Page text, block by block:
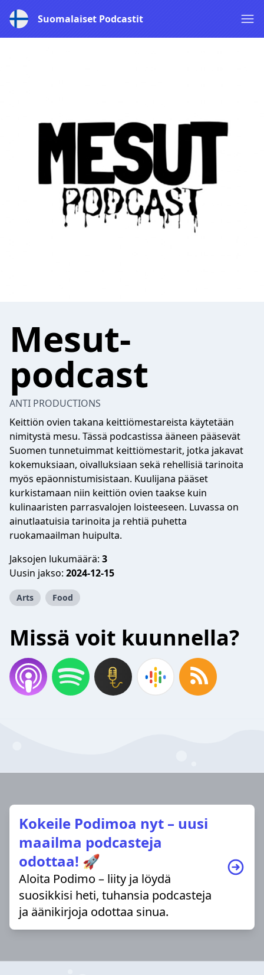
Suomalaiset Podcastit
Mesut-
podcast
ANTI PRODUCTIONS
Keittiön ovien takana keittiömestareista käytetään
nimitystä mesu. Tässä podcastissa ääneen pääsevät
Suomen tunnetuimmat keittiömestarit, jotka jakavat
kokemuksiaan, oivalluksiaan sekä rehellisiä tarinoita
myös epäonnistumisistaan. Kuulijana pääset
kurkistamaan niin keittiön ovien taakse kuin
kulinaaristen parrasvalojen loisteeseen. Luvassa on
ainutlaatuisia tarinoita ja rehtiä puhetta
ruokamaailman huipulta.
Jaksojen lukumäärä: 3
Uusin jakso: 2024-12-15
Arts Food
Missä voit kuunnella?
Kokeile Podimoa nyt – uusi
maailma podcasteja
odottaa! 🚀
Aloita Podimo – liity ja löydä
suosikkisi heti, tuhansia podcasteja
ja äänikirjoja odottaa sinua.